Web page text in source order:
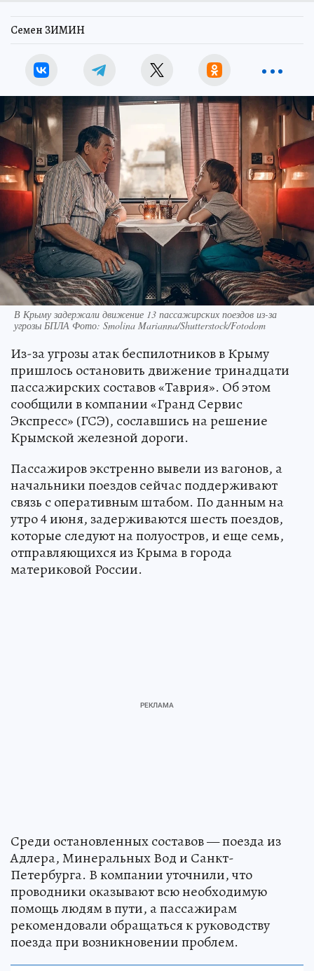
Семен ЗИМИН
В Крыму задержали движение 13 пассажирских поездов из-за
угрозы БПЛА Фото: Smolina Marianna/Shutterstock/Fotodom
Из-за угрозы атак беспилотников в Крыму
пришлось остановить движение тринадцати
пассажирских составов «Таврия». Об этом
сообщили в компании «Гранд Сервис
Экспресс» (ГСЭ), сославшись на решение
Крымской железной дороги.
Пассажиров экстренно вывели из вагонов, а
начальники поездов сейчас поддерживают
связь с оперативным штабом. По данным на
утро 4 июня, задерживаются шесть поездов,
которые следуют на полуостров, и еще семь,
отправляющихся из Крыма в города
материковой России.
Среди остановленных составов — поезда из
Адлера, Минеральных Вод и Санкт-
Петербурга. В компании уточнили, что
проводники оказывают всю необходимую
помощь людям в пути, а пассажирам
рекомендовали обращаться к руководству
поезда при возникновении проблем.